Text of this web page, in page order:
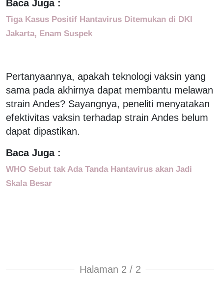
Baca Juga :
Tiga Kasus Positif Hantavirus Ditemukan di DKI
Jakarta, Enam Suspek
Pertanyaannya, apakah teknologi vaksin yang
sama pada akhirnya dapat membantu melawan
strain Andes? Sayangnya, peneliti menyatakan
efektivitas vaksin terhadap strain Andes belum
dapat dipastikan.
Baca Juga :
WHO Sebut tak Ada Tanda Hantavirus akan Jadi
Skala Besar
Halaman 2 / 2